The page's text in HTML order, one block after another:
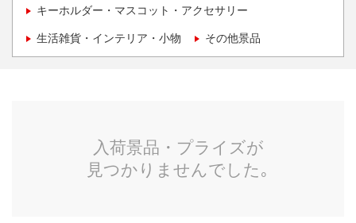
キーホルダー・マスコット・アクセサリー
生活雑貨・インテリア・小物 その他景品